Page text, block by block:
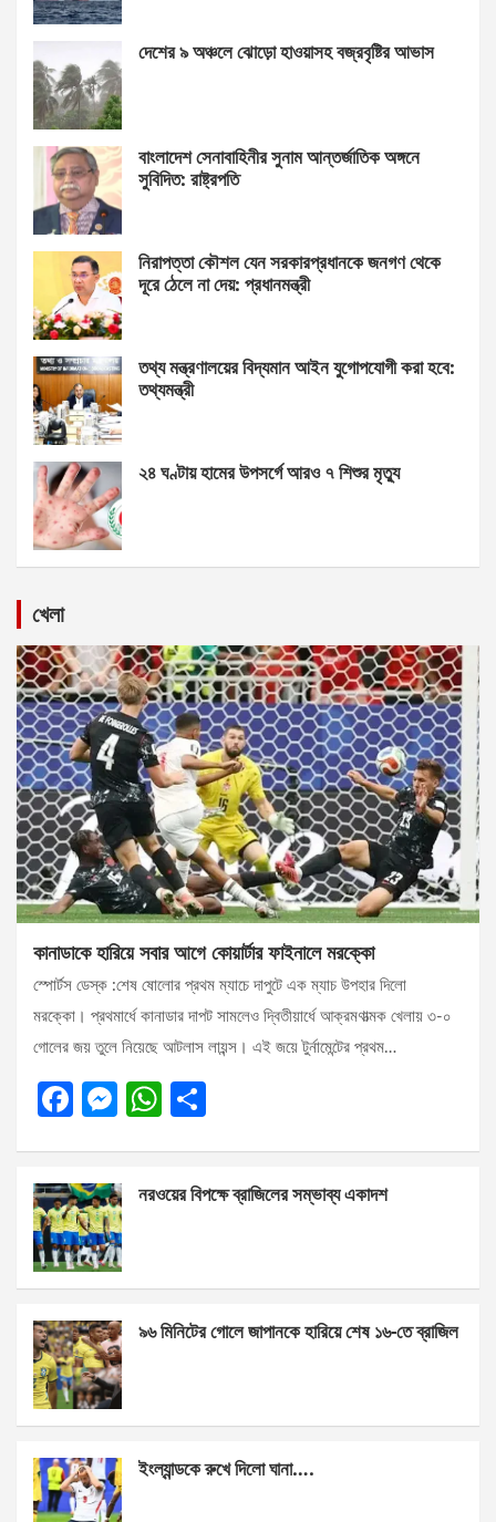
দেশের ৯ অঞ্চলে ঝোড়ো হাওয়াসহ বজ্রবৃষ্টির আভাস
বাংলাদেশ সেনাবাহিনীর সুনাম আন্তর্জাতিক অঙ্গনে
সুবিদিত: রাষ্ট্রপতি
নিরাপত্তা কৌশল যেন সরকারপ্রধানকে জনগণ থেকে
দূরে ঠেলে না দেয়: প্রধানমন্ত্রী
তথ্য মন্ত্রণালয়ের বিদ্যমান আইন যুগোপযোগী করা হবে:
তথ্যমন্ত্রী
২৪ ঘণ্টায় হামের উপসর্গে আরও ৭ শিশুর মৃত্যু
খেলা
কানাডাকে হারিয়ে সবার আগে কোয়ার্টার ফাইনালে মরক্কো
স্পোর্টস ডেস্ক :শেষ ষোলোর প্রথম ম্যাচে দাপুটে এক ম্যাচ উপহার দিলো
মরক্কো। প্রথমার্ধে কানাডার দাপট সামলেও দ্বিতীয়ার্ধে আক্রমণাত্মক খেলায় ৩-০
গোলের জয় তুলে নিয়েছে আটলাস লায়ন্স। এই জয়ে টুর্নামেন্টের প্রথম…
F
b
o
o
k
M
n
g
er
W
s
p
e
নরওয়ের বিপক্ষে ব্রাজিলের সম্ভাব্য একাদশ
৯৬ মিনিটের গোলে জাপানকে হারিয়ে শেষ ১৬-তে ব্রাজিল
ইংল্যান্ডকে রুখে দিলো ঘানা….